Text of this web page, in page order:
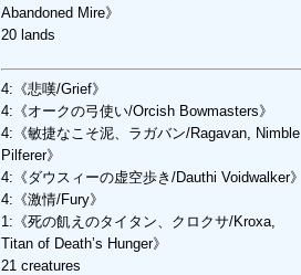
Abandoned Mire》
20 lands
4:《悲嘆/Grief》
4:《オークの弓使い/Orcish Bowmasters》
4:《敏捷なこそ泥、ラガバン/Ragavan, Nimble
Pilferer》
4:《ダウスィーの虚空歩き/Dauthi Voidwalker》
4:《激情/Fury》
1:《死の飢えのタイタン、クロクサ/Kroxa,
Titan of Death’s Hunger》
21 creatures